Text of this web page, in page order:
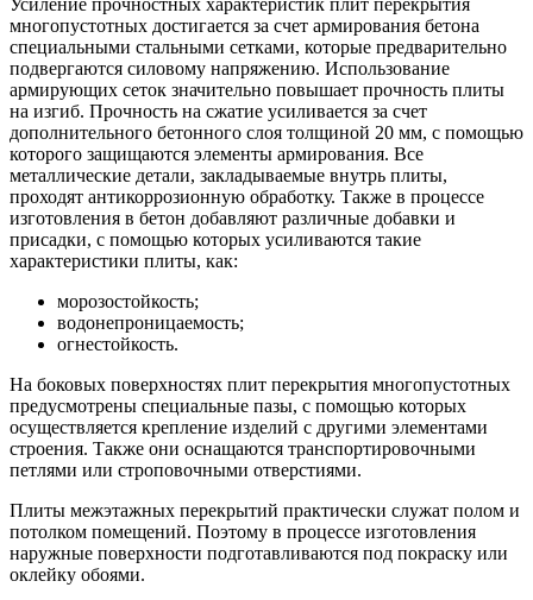
многопустотных достигается за счет армирования бетона
специальными стальными сетками, которые предварительно
подвергаются силовому напряжению. Использование
армирующих сеток значительно повышает прочность плиты
на изгиб. Прочность на сжатие усиливается за счет
дополнительного бетонного слоя толщиной 20 мм, с помощью
которого защищаются элементы армирования. Все
металлические детали, закладываемые внутрь плиты,
проходят антикоррозионную обработку. Также в процессе
изготовления в бетон добавляют различные добавки и
присадки, с помощью которых усиливаются такие
характеристики плиты, как:
морозостойкость;
водонепроницаемость;
огнестойкость.
На боковых поверхностях плит перекрытия многопустотных
предусмотрены специальные пазы, с помощью которых
осуществляется крепление изделий с другими элементами
строения. Также они оснащаются транспортировочными
петлями или строповочными отверстиями.
Плиты межэтажных перекрытий практически служат полом и
потолком помещений. Поэтому в процессе изготовления
наружные поверхности подготавливаются под покраску или
оклейку обоями.